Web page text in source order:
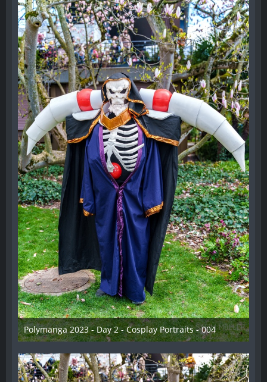
Polymanga 2023 - Day 2 - Cosplay Portraits - 004
12. Mai 2023